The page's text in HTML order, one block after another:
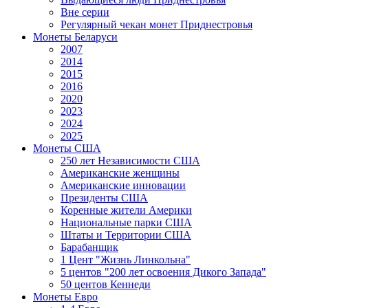
Вне серии
Регулярный чекан монет Приднестровья
Монеты Беларуси
2007
2014
2015
2016
2020
2023
2024
2025
Монеты США
250 лет Независимости США
Американские женщины
Американские инновации
Президенты США
Коренные жители Америки
Национальные парки США
Штаты и Территории США
Барабанщик
1 Цент "Жизнь Линкольна"
5 центов "200 лет освоения Дикого Запада"
50 центов Кеннеди
Монеты Евро